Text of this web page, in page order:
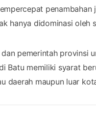
hanya didominasi oleh
pemerintah provinsi
Batu memiliki syarat
daerah maupun luar